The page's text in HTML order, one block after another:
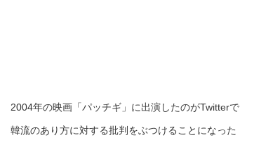
2004年の映画「パッチギ」に出演したのがTwitterで
韓流のあり方に対する批判をぶつけることになった